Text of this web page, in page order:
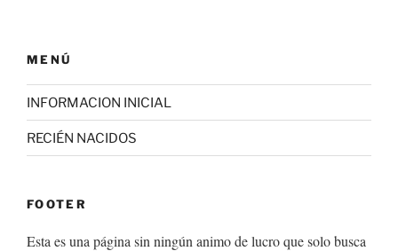
MENÚ
INFORMACION INICIAL
RECIÉN NACIDOS
FOOTER
Esta es una página sin ningún animo de lucro que solo busca